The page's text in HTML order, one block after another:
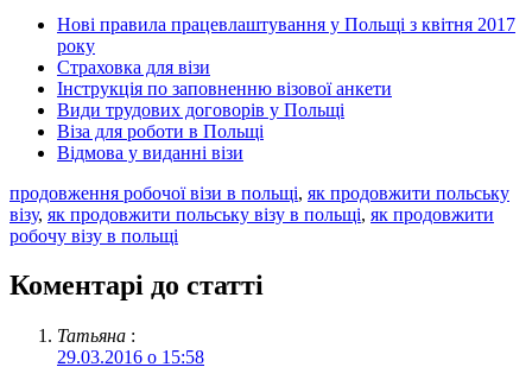
Нові правила працевлаштування у Польщі з квітня 2017
року
Страховка для візи
Інструкція по заповненню візової анкети
Види трудових договорів у Польщі
Віза для роботи в Польщі
Відмова у виданні візи
продовження робочої візи в польщі, як продовжити польську
візу, як продовжити польську візу в польщі, як продовжити
робочу візу в польщі
Коментарі до статті
Татьяна :
29.03.2016 о 15:58